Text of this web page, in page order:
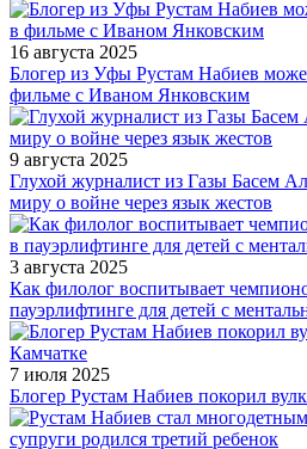
16 августа 2025
Блогер из Уфы Рустам Набиев
фильме с Иваном Янковским
9 августа 2025
Глухой журналист из Газы Басем
миру о войне через язык жестов
3 августа 2025
Как филолог воспитывает
пауэрлифтинге для детей с
7 июля 2025
Блогер Рустам Набиев покорил